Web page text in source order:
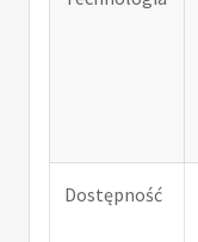
Dostępność